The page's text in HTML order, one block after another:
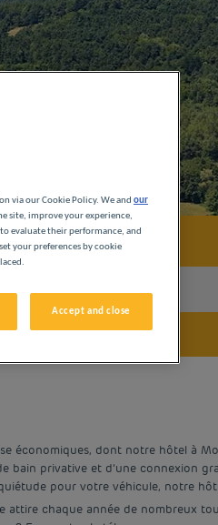
a date. Press the question
the calendar and select a
économiques, dont notre hôtel à
bain privative et d’une connexion
pour votre véhicule, notre
attire chaque année de nombreux
via our Cookie Policy. We and our
site, improve your experience,
evaluate their performance, and
your preferences by cookie
Accept and close